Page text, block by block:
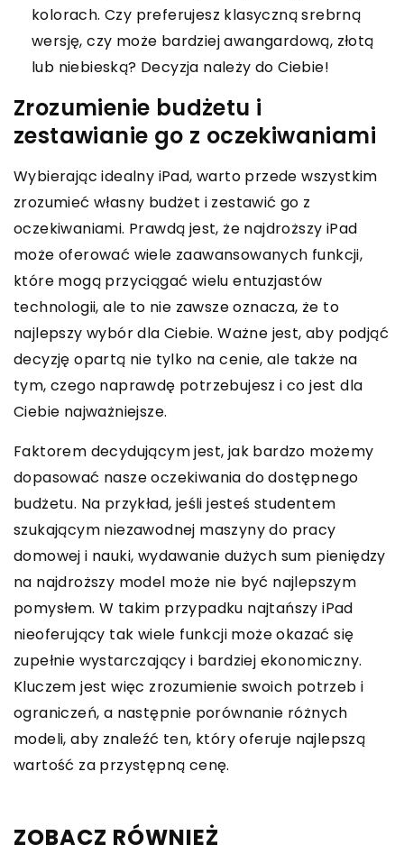
kolorach. Czy preferujesz klasyczną srebrną
wersję, czy może bardziej awangardową, złotą
lub niebieską? Decyzja należy do Ciebie!
Zrozumienie budżetu i
zestawianie go z oczekiwaniami
Wybierając idealny iPad, warto przede wszystkim
zrozumieć własny budżet i zestawić go z
oczekiwaniami. Prawdą jest, że najdroższy iPad
może oferować wiele zaawansowanych funkcji,
które mogą przyciągać wielu entuzjastów
technologii, ale to nie zawsze oznacza, że to
najlepszy wybór dla Ciebie. Ważne jest, aby podjąć
decyzję opartą nie tylko na cenie, ale także na
tym, czego naprawdę potrzebujesz i co jest dla
Ciebie najważniejsze.
Faktorem decydującym jest, jak bardzo możemy
dopasować nasze oczekiwania do dostępnego
budżetu. Na przykład, jeśli jesteś studentem
szukającym niezawodnej maszyny do pracy
domowej i nauki, wydawanie dużych sum pieniędzy
na najdroższy model może nie być najlepszym
pomysłem. W takim przypadku najtańszy iPad
nieoferujący tak wiele funkcji może okazać się
zupełnie wystarczający i bardziej ekonomiczny.
Kluczem jest więc zrozumienie swoich potrzeb i
ograniczeń, a następnie porównanie różnych
modeli, aby znaleźć ten, który oferuje najlepszą
wartość za przystępną cenę.
ZOBACZ RÓWNIEŻ